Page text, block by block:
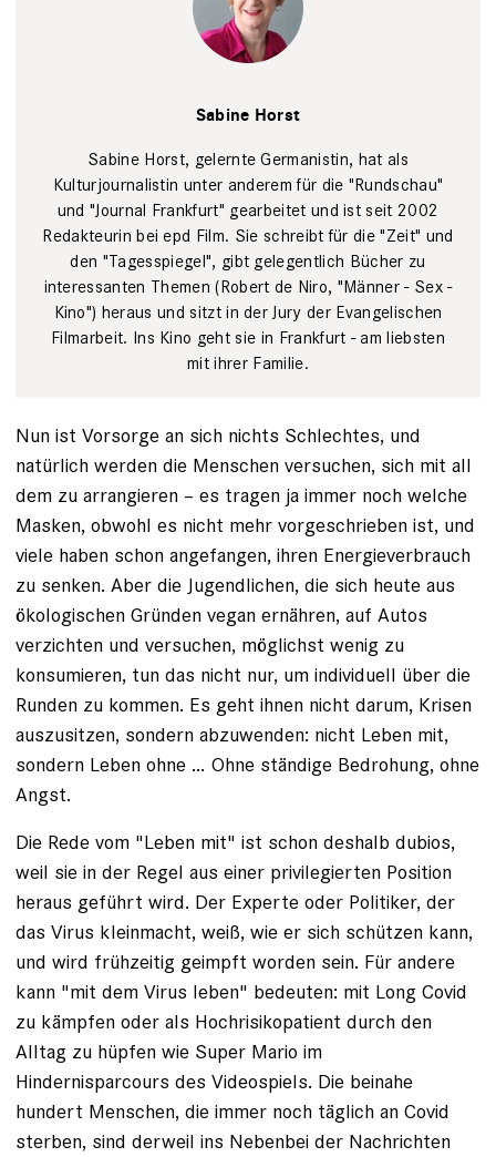
Sabine Horst
Sabine Horst, gelernte Germanistin, hat als
Kulturjournalistin unter anderem für die "Rundschau"
und "Journal Frankfurt" gearbeitet und ist seit 2002
Redakteurin bei epd Film. Sie schreibt für die "Zeit" und
den "Tagesspiegel", gibt gelegentlich Bücher zu
interessanten Themen (Robert de Niro, "Männer - Sex -
Kino") heraus und sitzt in der Jury der Evangelischen
Filmarbeit. Ins Kino geht sie in Frankfurt - am liebsten
mit ihrer Familie.
Nun ist Vorsorge an sich nichts Schlechtes, und
natürlich werden die Menschen versuchen, sich mit all
dem zu arrangieren – es tragen ja immer noch welche
Masken, obwohl es nicht mehr vorgeschrieben ist, und
viele haben schon angefangen, ihren Energieverbrauch
zu senken. Aber die Jugendlichen, die sich heute aus
ökologischen Gründen vegan ernähren, auf Autos
verzichten und versuchen, möglichst wenig zu
konsumieren, tun das nicht nur, um individuell über die
Runden zu kommen. Es geht ihnen nicht darum, Krisen
auszusitzen, sondern abzuwenden: nicht Leben mit,
sondern Leben ohne … Ohne ständige Bedrohung, ohne
Angst.
Die Rede vom "Leben mit" ist schon deshalb dubios,
weil sie in der Regel aus einer privilegierten Position
heraus geführt wird. Der Experte oder Politiker, der
das Virus kleinmacht, weiß, wie er sich schützen kann,
und wird frühzeitig geimpft worden sein. Für andere
kann "mit dem Virus leben" bedeuten: mit Long Covid
zu kämpfen oder als Hochrisikopatient durch den
Alltag zu hüpfen wie Super Mario im
Hindernisparcours des Videospiels. Die beinahe
hundert Menschen, die immer noch täglich an Covid
sterben, sind derweil ins Nebenbei der Nachrichten